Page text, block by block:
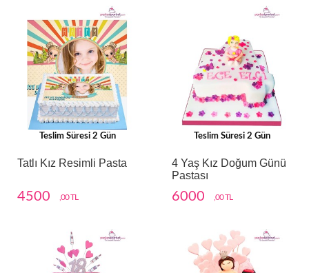
Teslim Süresi 2 Gün
Tatlı Kız Resimli Pasta
4500 ,00 TL
Teslim Süresi 2 Gün
4 Yaş Kız Doğum Günü
Pastası
6000 ,00 TL